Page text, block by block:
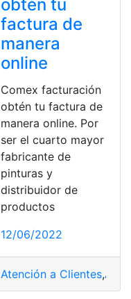
obtén tu
factura de
manera
online
Comex facturación
obtén tu factura de
manera online. Por
ser el cuarto mayor
fabricante de
pinturas y
distribuidor de
productos
12/06/2022
Atención a Clientes,